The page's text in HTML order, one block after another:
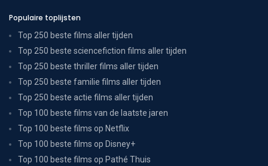
Populaire toplijsten
Top 250 beste films aller tijden
Top 250 beste sciencefiction films aller tijden
Top 250 beste thriller films aller tijden
Top 250 beste familie films aller tijden
Top 250 beste actie films aller tijden
Top 100 beste films van de laatste jaren
Top 100 beste films op Netflix
Top 100 beste films op Disney+
Top 100 beste films op Pathé Thuis